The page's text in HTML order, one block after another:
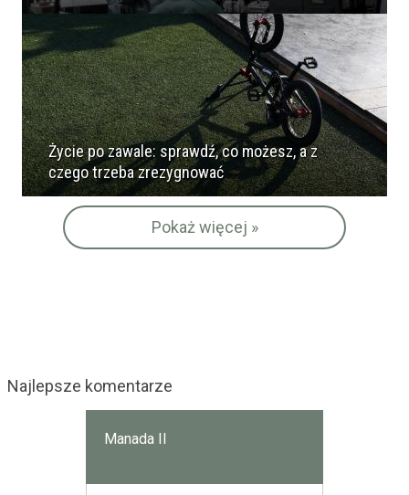
Życie po zawale: sprawdź, co możesz, a z
czego trzeba zrezygnować
Pokaż więcej »
Najlepsze komentarze
Manada II